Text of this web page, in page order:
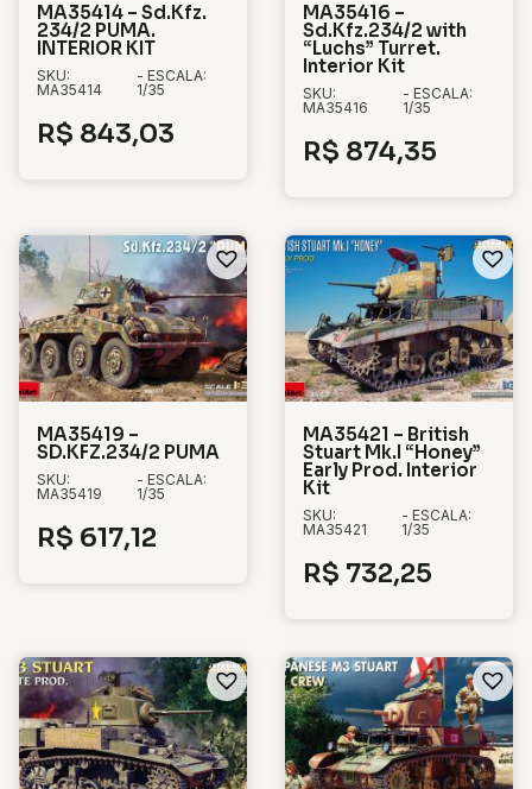
MA35414 – Sd.Kfz.
234/2 PUMA.
INTERIOR KIT
SKU:
MA35414
- ESCALA:
1/35
R$ 843,03
MA35416 –
Sd.Kfz.234/2 with
“Luchs” Turret.
Interior Kit
SKU:
MA35416
- ESCALA:
1/35
R$ 874,35
MA35419 –
SD.KFZ.234/2 PUMA
SKU:
MA35419
- ESCALA:
1/35
R$ 617,12
MA35421 – British
Stuart Mk.I “Honey”
Early Prod. Interior
Kit
SKU:
MA35421
- ESCALA:
1/35
R$ 732,25